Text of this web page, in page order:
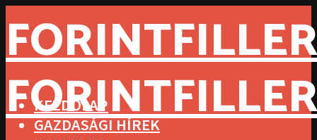
KEZDŐLAP
GAZDASÁGI HÍREK